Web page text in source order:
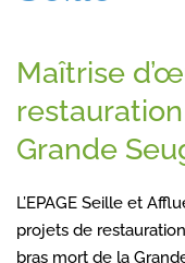
Maîtrise
Grande
L’EPAGE Seille et
projets de
bras mort de la